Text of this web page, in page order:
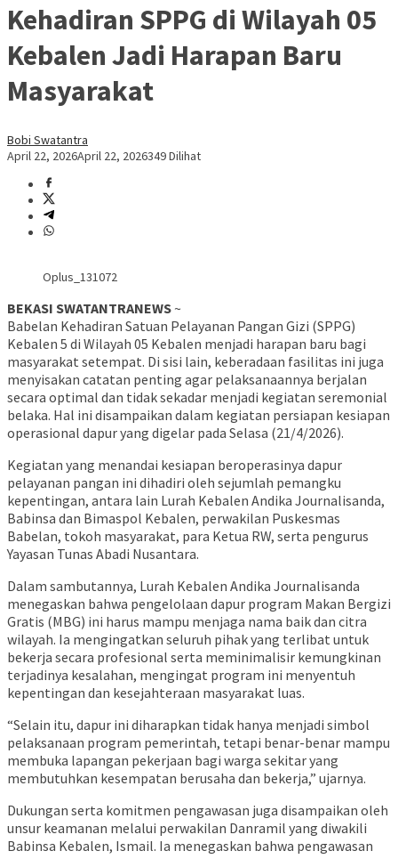
Kehadiran SPPG di Wilayah 05
Kebalen Jadi Harapan Baru
Masyarakat
Bobi Swatantra
April 22, 2026April 22, 2026349 Dilihat
Oplus_131072
BEKASI SWATANTRANEWS~
Babelan Kehadiran Satuan Pelayanan Pangan Gizi (SPPG)
Kebalen 5 di Wilayah 05 Kebalen menjadi harapan baru bagi
masyarakat setempat. Di sisi lain, keberadaan fasilitas ini juga
menyisakan catatan penting agar pelaksanaannya berjalan
secara optimal dan tidak sekadar menjadi kegiatan seremonial
belaka. Hal ini disampaikan dalam kegiatan persiapan kesiapan
operasional dapur yang digelar pada Selasa (21/4/2026).
Kegiatan yang menandai kesiapan beroperasinya dapur
pelayanan pangan ini dihadiri oleh sejumlah pemangku
kepentingan, antara lain Lurah Kebalen Andika Journalisanda,
Babinsa dan Bimaspol Kebalen, perwakilan Puskesmas
Babelan, tokoh masyarakat, para Ketua RW, serta pengurus
Yayasan Tunas Abadi Nusantara.
Dalam sambutannya, Lurah Kebalen Andika Journalisanda
menegaskan bahwa pengelolaan dapur program Makan Bergizi
Gratis (MBG) ini harus mampu menjaga nama baik dan citra
wilayah. Ia mengingatkan seluruh pihak yang terlibat untuk
bekerja secara profesional serta meminimalisir kemungkinan
terjadinya kesalahan, mengingat program ini menyentuh
kepentingan dan kesejahteraan masyarakat luas.
“Selain itu, dapur ini diharapkan tidak hanya menjadi simbol
pelaksanaan program pemerintah, tetapi benar-benar mampu
membuka lapangan pekerjaan bagi warga sekitar yang
membutuhkan kesempatan berusaha dan bekerja,” ujarnya.
Dukungan serta komitmen pengawasan juga disampaikan oleh
unsur keamanan melalui perwakilan Danramil yang diwakili
Babinsa Kebalen, Ismail. Ia menegaskan bahwa pengawasan